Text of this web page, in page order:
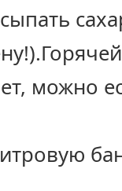
можно